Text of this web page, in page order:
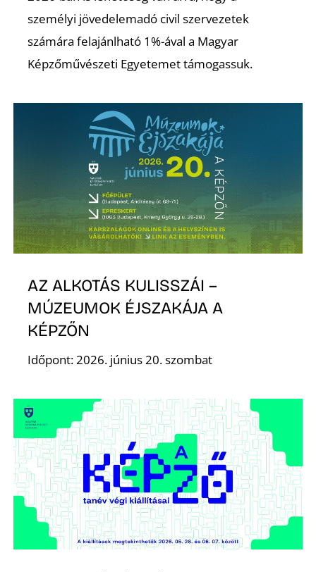
személyi jövedelemadó civil szervezetek
számára felajánlható 1%-ával a Magyar
Képzőművészeti Egyetemet támogassuk.
AZ ALKOTÁS KULISSZÁI –
MÚZEUMOK ÉJSZAKÁJA A
KÉPZŐN
Időpont: 2026. június 20. szombat